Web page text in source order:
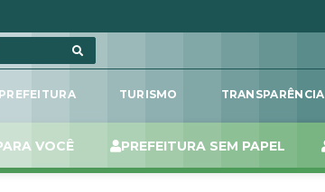
TURISMO TRANSPARÊNCIA
VOCÊ PREFEITURA SEM PAPEL